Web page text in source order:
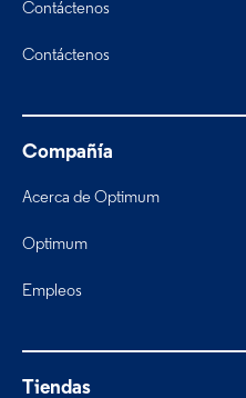
Contáctenos
Contáctenos
Compañía
Acerca de Optimum
Optimum
Empleos
Tiendas